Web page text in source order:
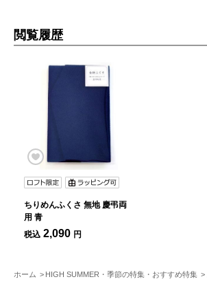
閲覧履歴
ちりめんふくさ 無地 慶弔両
用 青
税込 2,090 円
ホーム HIGH SUMMER・季節の特集・おすすめ特集